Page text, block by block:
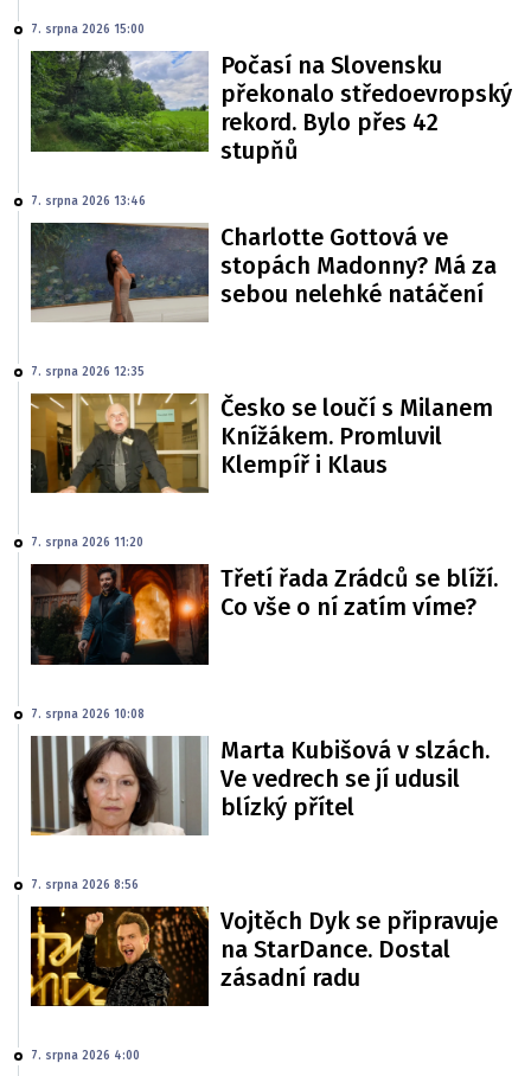
7. srpna 2026 15:00
Počasí na Slovensku
překonalo středoevropský
rekord. Bylo přes 42
stupňů
7. srpna 2026 13:46
Charlotte Gottová ve
stopách Madonny? Má za
sebou nelehké natáčení
7. srpna 2026 12:35
Česko se loučí s Milanem
Knížákem. Promluvil
Klempíř i Klaus
7. srpna 2026 11:20
Třetí řada Zrádců se blíží.
Co vše o ní zatím víme?
7. srpna 2026 10:08
Marta Kubišová v slzách.
Ve vedrech se jí udusil
blízký přítel
7. srpna 2026 8:56
Vojtěch Dyk se připravuje
na StarDance. Dostal
zásadní radu
7. srpna 2026 4:00